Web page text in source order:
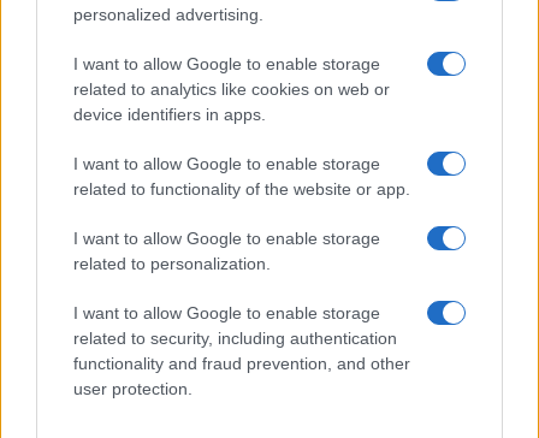
personalized advertising.
I want to allow Google to enable storage
related to analytics like cookies on web or
device identifiers in apps.
I want to allow Google to enable storage
related to functionality of the website or app.
I want to allow Google to enable storage
related to personalization.
I want to allow Google to enable storage
related to security, including authentication
functionality and fraud prevention, and other
user protection.
Guida step-by-step per un’immagine pubblica
credibile e glam
LIFESTYLE